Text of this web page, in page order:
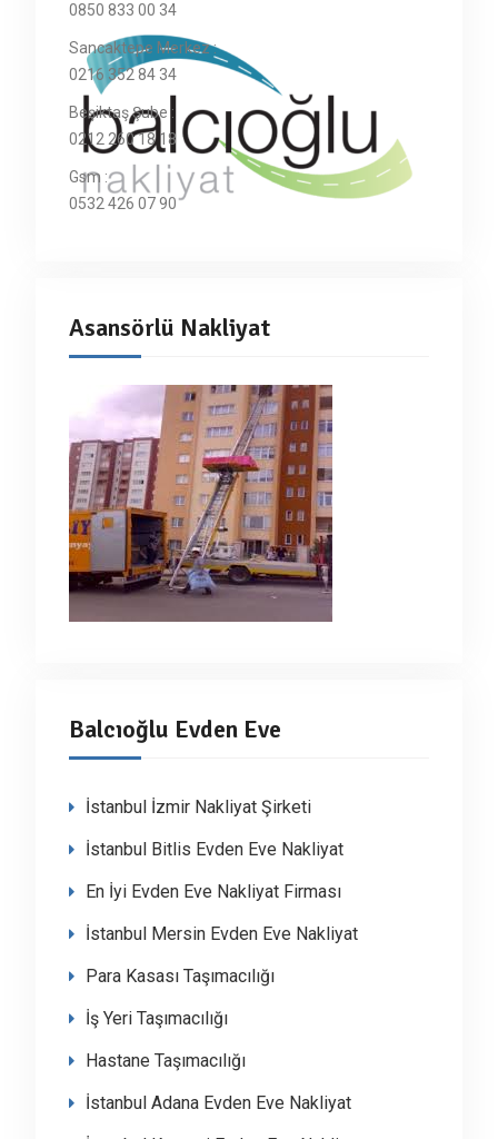
0850 833 00 34
Sancaktepe Merkez :
0216 352 84 34
Beşiktaş Şube :
0212 260 18 18
Gsm :
0532 426 07 90
Asansörlü Nakliyat
Balcıoğlu Evden Eve
İstanbul İzmir Nakliyat Şirketi
İstanbul Bitlis Evden Eve Nakliyat
En İyi Evden Eve Nakliyat Firması
İstanbul Mersin Evden Eve Nakliyat
Para Kasası Taşımacılığı
İş Yeri Taşımacılığı
Hastane Taşımacılığı
İstanbul Adana Evden Eve Nakliyat